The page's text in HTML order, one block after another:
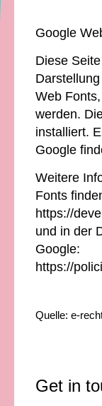
Google
Diese
Web
werden.
installiert.
Google
Weitere
Fonts
https://
und in der
Google:
https://
Quelle: e-
Get in